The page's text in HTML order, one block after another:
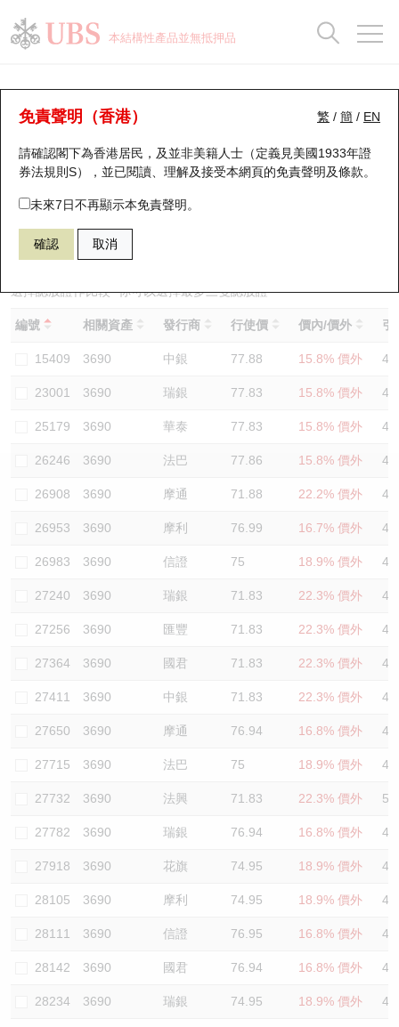
本結構性產品並無抵押品
繁 / 簡 / EN
免責聲明（香港）
請確認閣下為香港居民，及並非美籍人士（定義見美國1933年證
券法規則S），並已閱讀、理解及接受本網頁的免責聲明及條款。
未來7日不再顯示本免責聲明。
確認 取消
認股證分析儀
表現 街貨統計 比較
28038 瑞銀認沽 3690 美團
選擇認股證作比較*你可以選擇最多三隻認股證
編號 相關資產 發行商 行使價 價內/價外 引
15409 3690 中銀 77.88 15.8% 價外
23001 3690 瑞銀 77.83 15.8% 價外
25179 3690 華泰 77.83 15.8% 價外
26246 3690 法巴 77.86 15.8% 價外
26908 3690 摩通 71.88 22.2% 價外
26953 3690 摩利 76.99 16.7% 價外
26983 3690 信證 75 18.9% 價外
27240 3690 瑞銀 71.83 22.3% 價外
27256 3690 匯豐 71.83 22.3% 價外
27364 3690 國君 71.83 22.3% 價外
27411 3690 中銀 71.83 22.3% 價外
27650 3690 摩通 76.94 16.8% 價外
27715 3690 法巴 75 18.9% 價外
27732 3690 法興 71.83 22.3% 價外
27782 3690 瑞銀 76.94 16.8% 價外
27918 3690 花旗 74.95 18.9% 價外
28105 3690 摩利 74.95 18.9% 價外
28111 3690 信證 76.95 16.8% 價外
28142 3690 國君 76.94 16.8% 價外
28234 3690 瑞銀 74.95 18.9% 價外
瑞銀認股證一覽
新發行瑞銀認股證
即將到期認股證
認股證到期結算價查詢
認股證分析儀
認股證速算機
認股證/牛熊證日誌
認股證文件及公告
街貨統計
比較
牛熊全景快搜
牛熊證搜尋
牛熊證街貨分佈圖
正股牛熊證列表
新發行瑞銀牛熊證
已收回牛熊證剩餘價值
牛熊證到期結算價查詢
牛熊證分析儀
牛熊證文件及公告
牛熊證文件及公告 (瑞信)
街貨統計
比較
十大升幅/跌幅
十大認股證成交分佈
十天股證佔大市成交
資金流
街貨統計
三十大平均引伸波幅
正股分析儀
二十大活躍股份
恒指成份股
國指成份股
科指成份股
相關資產沽空
中資ETFs溢價比較
AH 股價對照
ADR
收市競價變化
持股比重
顯示所有持股比重
每月輪證大市專題
輪證專欄
講座及教育短片
認股證投資者教育
牛熊證投資者教育
認股證牛熊證常問問題